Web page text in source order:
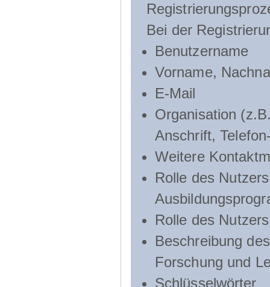
Bei der
Benutzername
Vorname,
E-Mail
Organisation
Anschrift,
Weitere
Rolle des
Rolle des
Beschreibung
Forschung und
Schlüsselwörter